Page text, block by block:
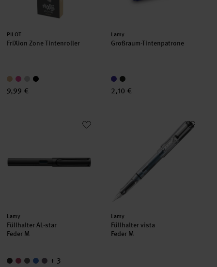
Hersteller:
PILOT
FriXion Zone Tintenroller
9,99 €
Hersteller:
Lamy
Großraum-Tintenpatrone
2,10 €
Hersteller:
Lamy
Füllhalter AL-star
Feder M
+ 3
Hersteller:
Lamy
Füllhalter vista
Feder M